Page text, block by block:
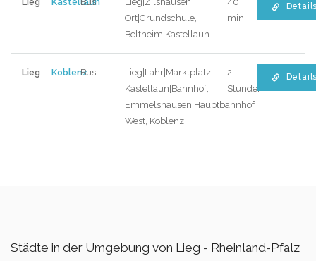
Ort|Grundschule,
Beltheim|Kastellaun
min
Lieg KoblenzBus
Lieg|Lahr|Marktplatz,
Kastellaun|Bahnhof,
Emmelshausen|Hauptbahnhof
West, Koblenz
2
Stunden
Städte in der Umgebung von Lieg - Rheinland-Pfalz